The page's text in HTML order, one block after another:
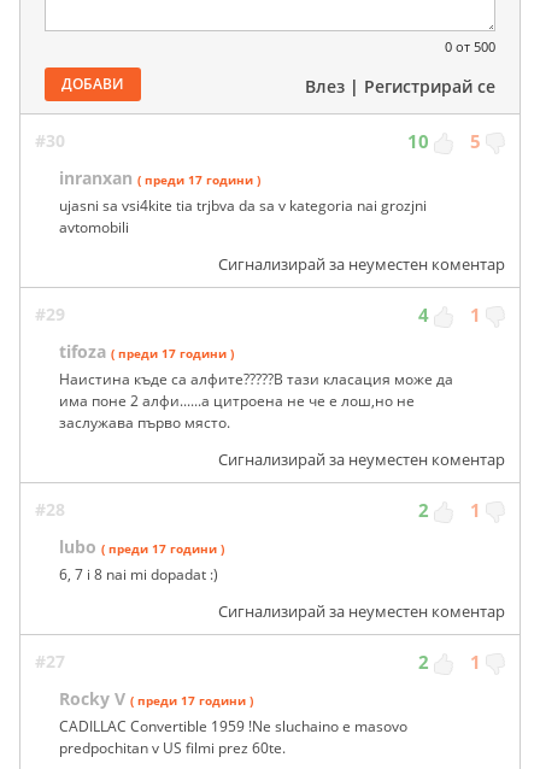
0 от 500
ДОБАВИ Влез | Регистрирай се
#30 10 5
inranxan ( преди 17 години )
ujasni sa vsi4kite tia trjbva da sa v kategoria nai grozjni
avtomobili
Сигнализирай за неуместен коментар
#29 4 1
tifoza ( преди 17 години )
Наистина къде са алфите?????В тази класация може да
има поне 2 алфи......а цитроена не че е лош,но не
заслужава първо място.
Сигнализирай за неуместен коментар
#28 2 1
lubo ( преди 17 години )
6, 7 i 8 nai mi dopadat :)
Сигнализирай за неуместен коментар
#27 2 1
Rocky V ( преди 17 години )
CADILLAC Convertible 1959 !Ne sluchaino e masovo
predpochitan v US filmi prez 60te.